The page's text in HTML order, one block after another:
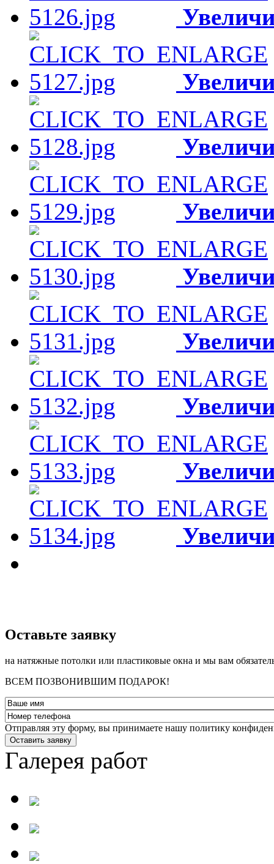
­Оставьте заявку
на натяжные потолки или пластиковые окна и мы вам
ВСЕМ ПОЗВОНИВШИМ ПОДАРОК!
Отправляя эту форму, вы принимаете нашу политику
Оставить заявку
Галерея работ